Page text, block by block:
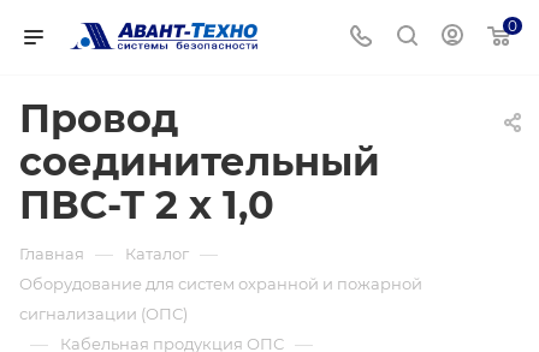
0
Провод
соединительный
ПВС-Т 2 х 1,0
Главная — Каталог —
Оборудование для систем охранной и пожарной
сигнализации (ОПС)
— Кабельная продукция ОПС —